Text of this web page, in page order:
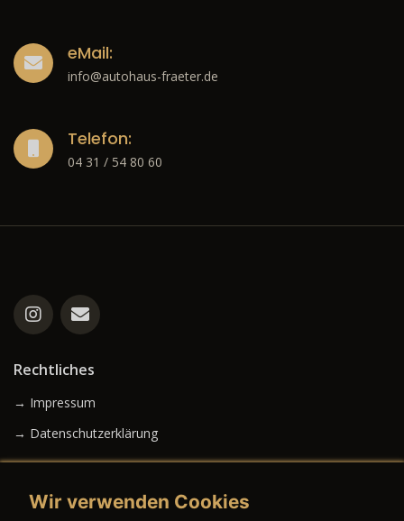
eMail:
info@autohaus-fraeter.de
Telefon:
04 31 / 54 80 60
Rechtliches
→ Impressum
→ Datenschutzerklärung
Wir verwenden Cookies